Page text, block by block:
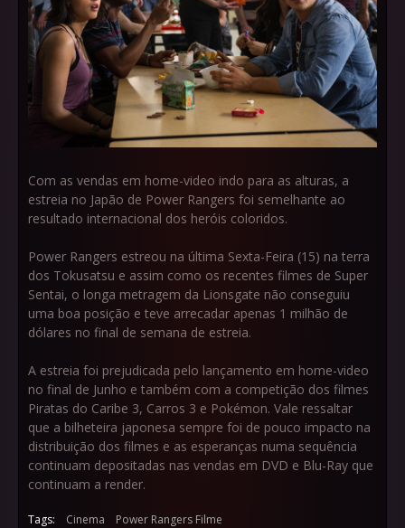
Com as vendas em home-video indo para as alturas, a
estreia no Japão de Power Rangers foi semelhante ao
resultado internacional dos heróis coloridos.
Power Rangers estreou na última Sexta-Feira (15) na terra
dos Tokusatsu e assim como os recentes filmes de Super
Sentai, o longa metragem da Lionsgate não conseguiu
uma boa posição e teve arrecadar apenas 1 milhão de
dólares no final de semana de estreia.
A estreia foi prejudicada pelo lançamento em home-video
no final de Junho e também com a competição dos filmes
Piratas do Caribe 3, Carros 3 e Pokémon. Vale ressaltar
que a bilheteira japonesa sempre foi de pouco impacto na
distribuição dos filmes e as esperanças numa sequência
continuam depositadas nas vendas em DVD e Blu-Ray que
continuam a render.
Tags: Cinema Power Rangers Filme